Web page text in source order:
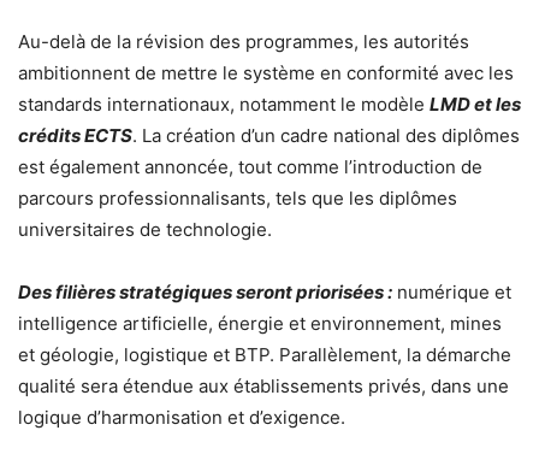
Au-delà de la révision des programmes, les autorités
ambitionnent de mettre le système en conformité avec les
standards internationaux, notamment le modèle LMD et les
crédits ECTS. La création d’un cadre national des diplômes
est également annoncée, tout comme l’introduction de
parcours professionnalisants, tels que les diplômes
universitaires de technologie.
Des filières stratégiques seront priorisées : numérique et
intelligence artificielle, énergie et environnement, mines
et géologie, logistique et BTP. Parallèlement, la démarche
qualité sera étendue aux établissements privés, dans une
logique d’harmonisation et d’exigence.